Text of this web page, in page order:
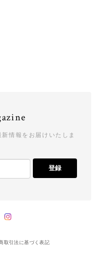
情報をお届けいたしま
登録
取引法に基づく表記